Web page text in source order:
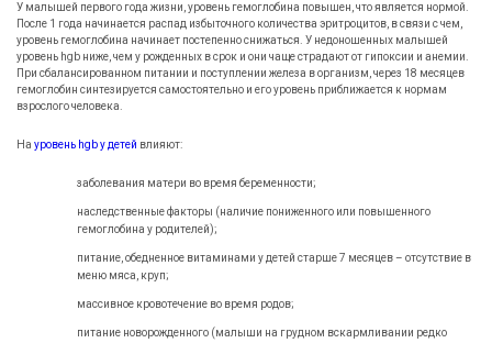
У малышей первого года жизни, уровень гемоглобина повышен, что является нормой.
После 1 года начинается распад избыточного количества эритроцитов, в связи с чем,
уровень гемоглобина начинает постепенно снижаться. У недоношенных малышей
уровень hgb ниже, чем у рожденных в срок и они чаще страдают от гипоксии и анемии.
При сбалансированном питании и поступлении железа в организм, через 18 месяцев
гемоглобин синтезируется самостоятельно и его уровень приближается к нормам
взрослого человека.
На уровень hgb у детей влияют:
заболевания матери во время беременности;
наследственные факторы (наличие пониженного или повышенного
гемоглобина у родителей);
питание, обедненное витаминами у детей старше 7 месяцев – отсутствие в
меню мяса, круп;
массивное кровотечение во время родов;
питание новорожденного (малыши на грудном вскармливании редко